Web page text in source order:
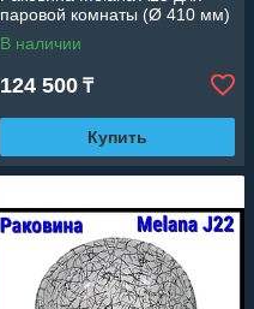
паровой комнаты (Ø 410 мм)
В наличии
124 500 ₸
Купить